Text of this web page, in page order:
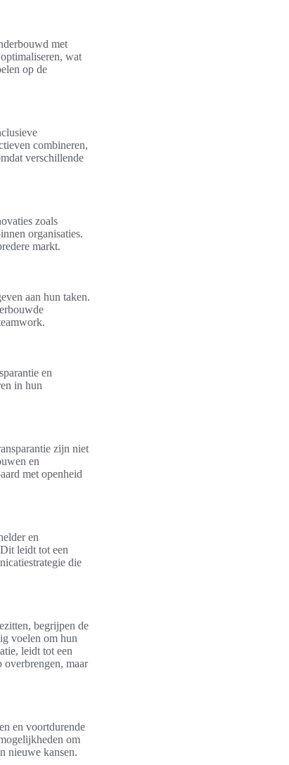
met
wat
op de
combineren,
verschillende
zoals
organisaties.
markt.
aan hun taken.
en
in hun
zijn niet
en
met openheid
en
leidt tot een
die
begrijpen de
voelen om hun
leidt tot een
overbrengen, maar
en voortdurende
om
nieuwe kansen.